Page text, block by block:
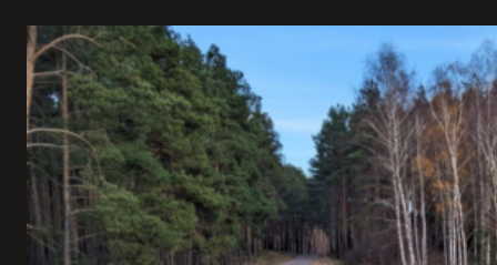
ulubiona
muzyka
z
2024